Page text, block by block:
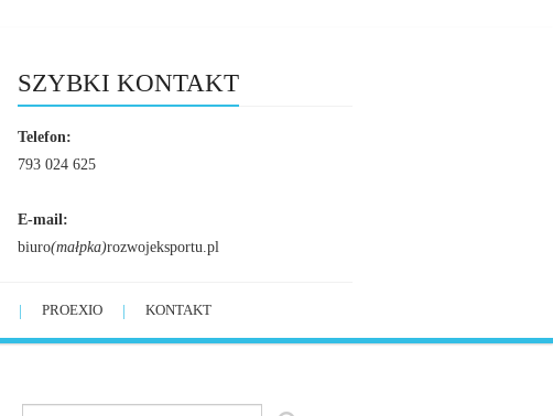
SZYBKI KONTAKT
Telefon:
793 024 625
E-mail:
biuro(małpka)rozwojeksportu.pl
PROEXIO KONTAKT